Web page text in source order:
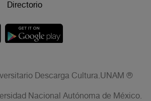
Directorio
Descarga Cultura.UNAM ®
Nacional Autónoma de México.